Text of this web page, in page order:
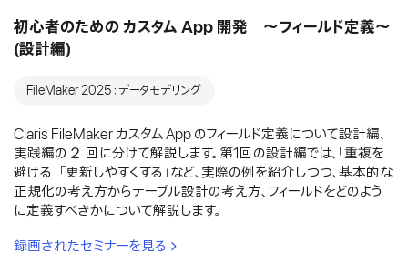
初心者のための カスタム App 開発 〜フィールド定義〜
(設計編)
FileMaker 2025：データモデリング
Claris FileMaker カスタム App のフィールド定義について設計編、
実践編の２ 回に分けて解説します。第1回の設計編では、「重複を
避ける」「更新しやすくする」など、実際の例を紹介しつつ、基本的な
正規化の考え方からテーブル設計の考え方、フィールドをどのよう
に定義すべきかについて解説します。
録画されたセミナーを見る